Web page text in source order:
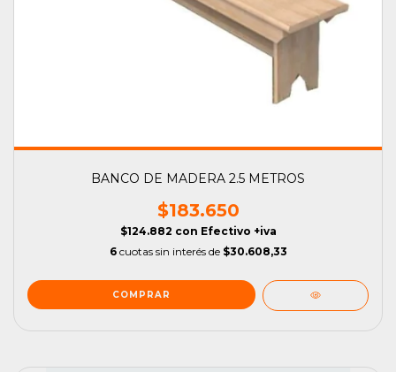
BANCO DE MADERA 2.5 METROS
$183.650
$124.882 con Efectivo +iva
6 cuotas sin interés de $30.608,33